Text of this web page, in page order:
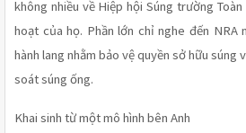
không nhiều về Hiệp hội Súng trường
hoạt của họ. Phần lớn chỉ nghe đến
hành lang nhằm bảo vệ quyền sở hữu súng
soát súng ống.
Khai sinh từ một mô hình bên Anh